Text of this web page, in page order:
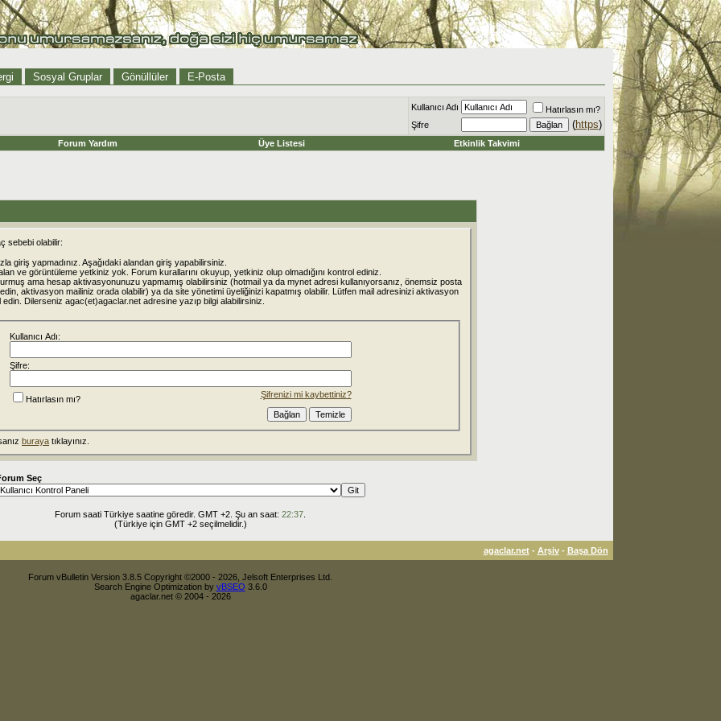
Sosyal Gruplar Gönüllüler E-Posta
Kullanıcı Adı
Hatırlasın mı?
Şifre
(https)
Forum Yardım Üye Listesi Etkinlik Takvimi
sebebi olabilir:
giriş yapmadınız. Aşağıdaki alandan giriş yapabilirsiniz.
ve görüntüleme yetkiniz yok. Forum kurallarını okuyup, yetkiniz olup olmadığını kontrol ediniz.
ama hesap aktivasyonunuzu yapmamış olabilirsiniz (hotmail ya da mynet adresi kullanıyorsanız, önemsiz posta
aktivasyon mailiniz orada olabilir) ya da site yönetimi üyeliğinizi kapatmış olabilir. Lütfen mail adresinizi aktivasyon
Dilerseniz agac(et)agaclar.net adresine yazıp bilgi alabilirsiniz.
Kullanıcı Adı:
Şifre:
Şifrenizi mi kaybettiniz?
Hatırlasın mı?
buraya tıklayınız.
Seç
Forum saati Türkiye saatine göredir. GMT +2. Şu an saat: 22:37
(Türkiye için GMT +2 seçilmelidir.)
agaclar.net- Arşiv- Başa Dön
Forum vBulletin Version 3.8.5 Copyright ©2000 - 2026, Jelsoft Enterprises Ltd.
Search Engine Optimization by vBSEO 3.6.0
agaclar.net © 2004 - 2026